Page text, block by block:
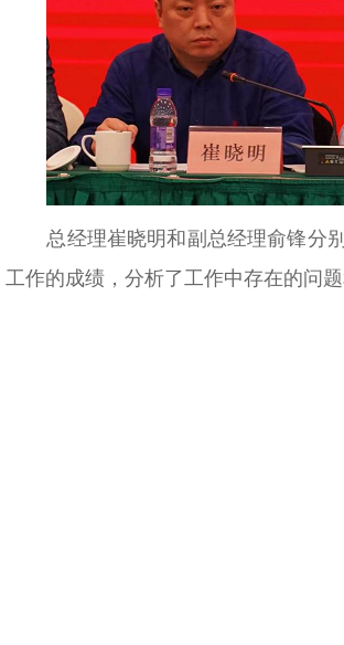
总经理崔晓明和副总经理俞锋分
工作的成绩，分析了工作中存在的问